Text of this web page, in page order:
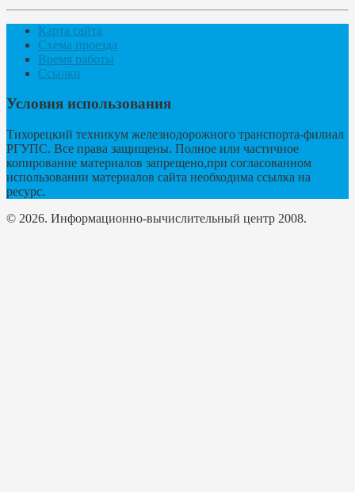
Карта сайта
Схема проезда
Время работы
Ссылки
Условия использования
Тихорецкий техникум железнодорожного транспорта-филиал
РГУПС. Все права защищены. Полное или частичное
копирование материалов запрещено,при согласованном
использовании материалов сайта необходима ссылка на
ресурс.
© 2026. Информационно-вычислительный центр 2008.